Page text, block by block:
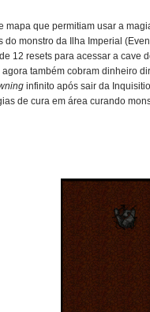
mapa que permitiam usar a
do monstro da Ilha Imperial
12 resets para acessar a cave
agora também cobram dinheiro
infinito após sair da
de cura em área curando